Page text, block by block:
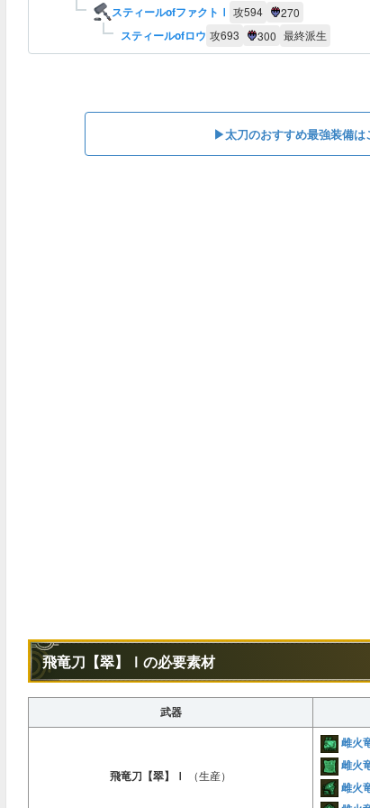
スティールofファクトⅠ 攻594 270
スティールofロウ 攻693 300 最終派生
▶︎太刀のおすすめ最強装備は
飛竜刀【翠】Ⅰの必要素材
武器
飛竜刀【翠】Ⅰ （生産）
雌火
雌火
雌火